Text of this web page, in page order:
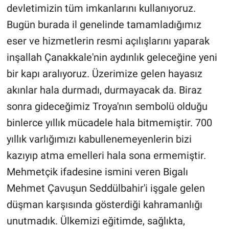
devletimizin tüm imkanlarını kullanıyoruz.
Bugün burada il genelinde tamamladığımız
eser ve hizmetlerin resmi açılışlarını yaparak
inşallah Çanakkale'nin aydınlık geleceğine yeni
bir kapı aralıyoruz. Üzerimize gelen hayasız
akınlar hala durmadı, durmayacak da. Biraz
sonra gideceğimiz Troya'nın sembolü olduğu
binlerce yıllık mücadele hala bitmemiştir. 700
yıllık varlığımızı kabullenemeyenlerin bizi
kazıyıp atma emelleri hala sona ermemiştir.
Mehmetçik ifadesine ismini veren Bigalı
Mehmet Çavuşun Seddülbahir'i işgale gelen
düşman karşısında gösterdiği kahramanlığı
unutmadık. Ülkemizi eğitimde, sağlıkta,
Nedir
Popüler
Programlar
Sağlık
Spor
Teknoloji
Türkiye'nin Geleceği
Türkiye'nin Gündemi
Yerel Gündem